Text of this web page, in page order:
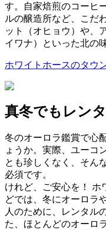
す。自家焙煎のコーヒ
ルの醸造所など、こだ
ット（オヒョウ）や、
イワナ）といった北の
ホワイトホースのタウ
真冬でもレン
冬のオーロラ鑑賞で心
ょうか。実際、ユーコ
とも珍しくなく、そん
必須です。
けれど、ご安心を！ ホ
どでは、冬にオーロラ
人のために、レンタル
た、ほとんどのオーロ